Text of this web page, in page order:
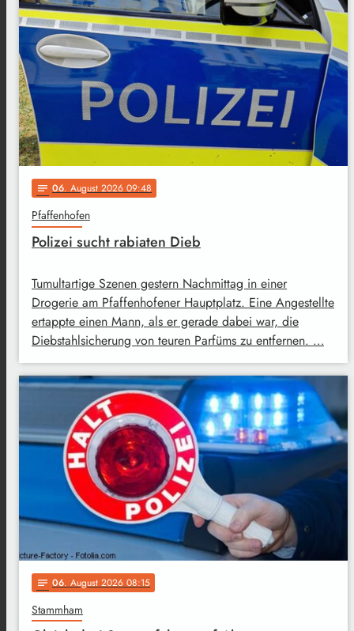
notes 06. August 2026 09:48
Pfaffenhofen
Polizei sucht rabiaten Dieb
Tumultartige Szenen gestern Nachmittag in einer
Drogerie am Pfaffenhofener Hauptplatz. Eine Angestellte
ertappte einen Mann, als er gerade dabei war, die
Diebstahlsicherung von teuren Parfüms zu entfernen. …
notes 06. August 2026 08:15
Stammham